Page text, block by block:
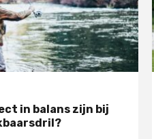
in balans zijn bij